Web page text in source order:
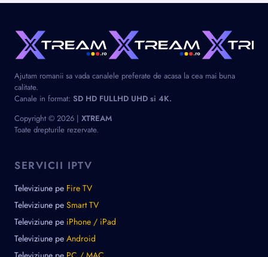
Ajutam romanii sa vada canalele preferate de acasa la cea mai buna
calitate.
Canale in format: SD HD FULLHD UHD si 4K.
Copyright © 2026 | XTREAM
Toate drepturile rezervate.
SERVICII IPTV
Televiziune pe Fire TV
Televiziune pe Smart TV
Televiziune pe iPhone / iPad
Televiziune pe Android